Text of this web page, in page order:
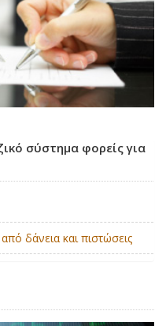
σύστημα φορείς για
δάνεια και πιστώσεις